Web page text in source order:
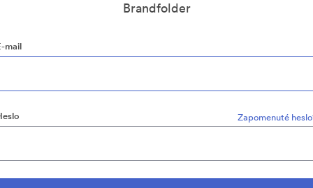
Brandfolder
mail
Zapomenuté